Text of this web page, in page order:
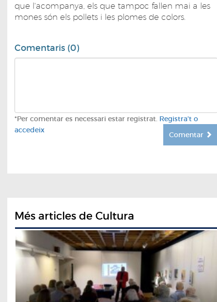
que l'acompanya, els que tampoc fallen mai a les
mones són els pollets i les plomes de colors.
Comentaris (0)
*Per comentar es necessari estar registrat. Registra't o
accedeix
Comentar
Més articles de Cultura